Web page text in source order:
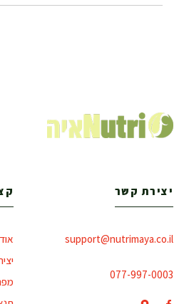
יצירת קשר
support@nutrimaya.co.il
077-997-0003